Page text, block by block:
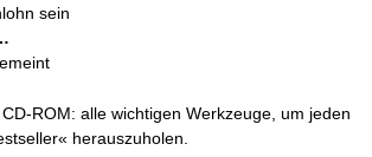
sein
ROM: alle wichtigen Werkzeuge, um jeden
herauszuholen.